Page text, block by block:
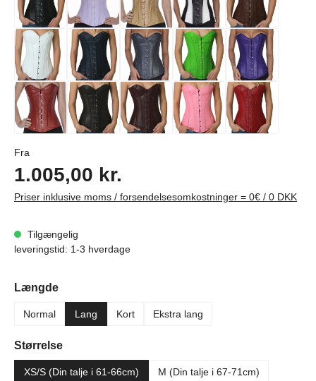
Fra
1.005,00 kr.
Priser inklusive moms / forsendelsesomkostninger = 0€ / 0 DKK
Tilgængelig
leveringstid: 1-3 hverdage
Vælg
Længde
Normal Lang Kort Ekstra lang
Vælg
Størrelse
XS/S (Din talje i 61-66cm) M (Din talje i 67-71cm)